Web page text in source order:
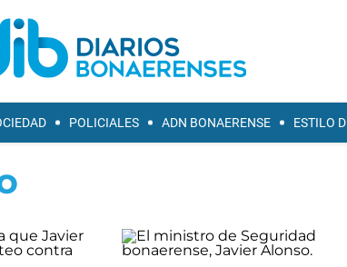
POLICIALES ADN BONAERENSE ESTILO